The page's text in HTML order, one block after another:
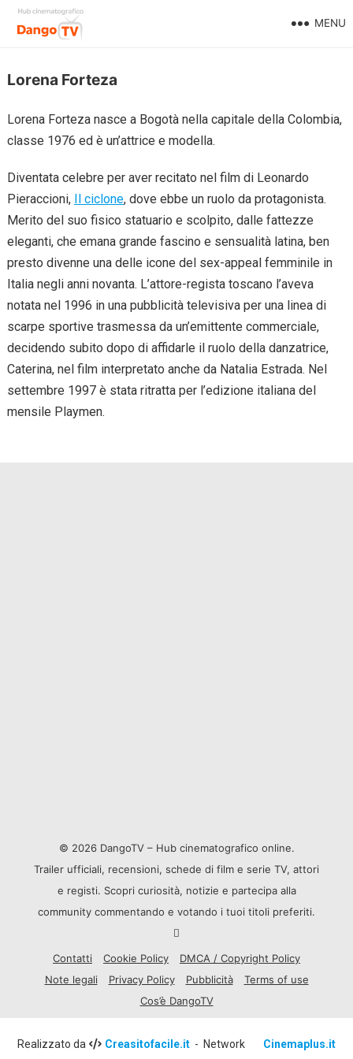
MENU
Lorena Forteza
Lorena Forteza nasce a Bogotà nella capitale della Colombia,
classe 1976 ed è un’attrice e modella.
Diventata celebre per aver recitato nel film di Leonardo
Pieraccioni, Il ciclone, dove ebbe un ruolo da protagonista.
Merito del suo fisico statuario e scolpito, dalle fattezze
eleganti, che emana grande fascino e sensualità latina, ben
presto divenne una delle icone del sex-appeal femminile in
Italia negli anni novanta. L’attore-regista toscano l’aveva
notata nel 1996 in una pubblicità televisiva per una linea di
scarpe sportive trasmessa da un’emittente commerciale,
decidendo subito dopo di affidarle il ruolo della danzatrice,
Caterina, nel film interpretato anche da Natalia Estrada. Nel
settembre 1997 è stata ritratta per l’edizione italiana del
mensile Playmen.
© 2026 DangoTV – Hub cinematografico online.
Trailer ufficiali, recensioni, schede di film e serie TV, attori
e registi. Scopri curiosità, notizie e partecipa alla
community commentando e votando i tuoi titoli preferiti.
Contatti Cookie Policy
DMCA / Copyright Policy
Note legali
Privacy Policy Pubblicità
Terms of use
Cos’è DangoTV
Realizzato da Creasitofacile.it - Network Cinemaplus.it